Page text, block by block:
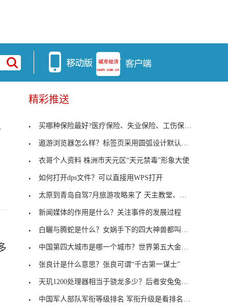
精彩推送
买哪种保险最好?医疗保险、失业保险、工伤保险等
遨游浏览器怎么样？标签页采用圆弧设计默认背景颜色
衣哥个人资料 株洲市天元区“天元禁毒”形象大使
如何打开dps文件？可以直接用WPS打开
太原到青岛自驾7月旅游攻略来了 天主教堂、青岛滩
新闻媒体的作用是什么？关注事件的发展过程
白矖与腾蛇是什么？女娲手下的四大神兽都叫什么名字
中国第四大城市是哪一个城市？世界第五大金融中心是
张良计是什么意思？张良可谓“千古第一谋士”
天玑1200处理器相当于骁龙多少？后者安兔兔跑分为66
中国军人部队军衔等级排名 军衔升级是看排名还是荣